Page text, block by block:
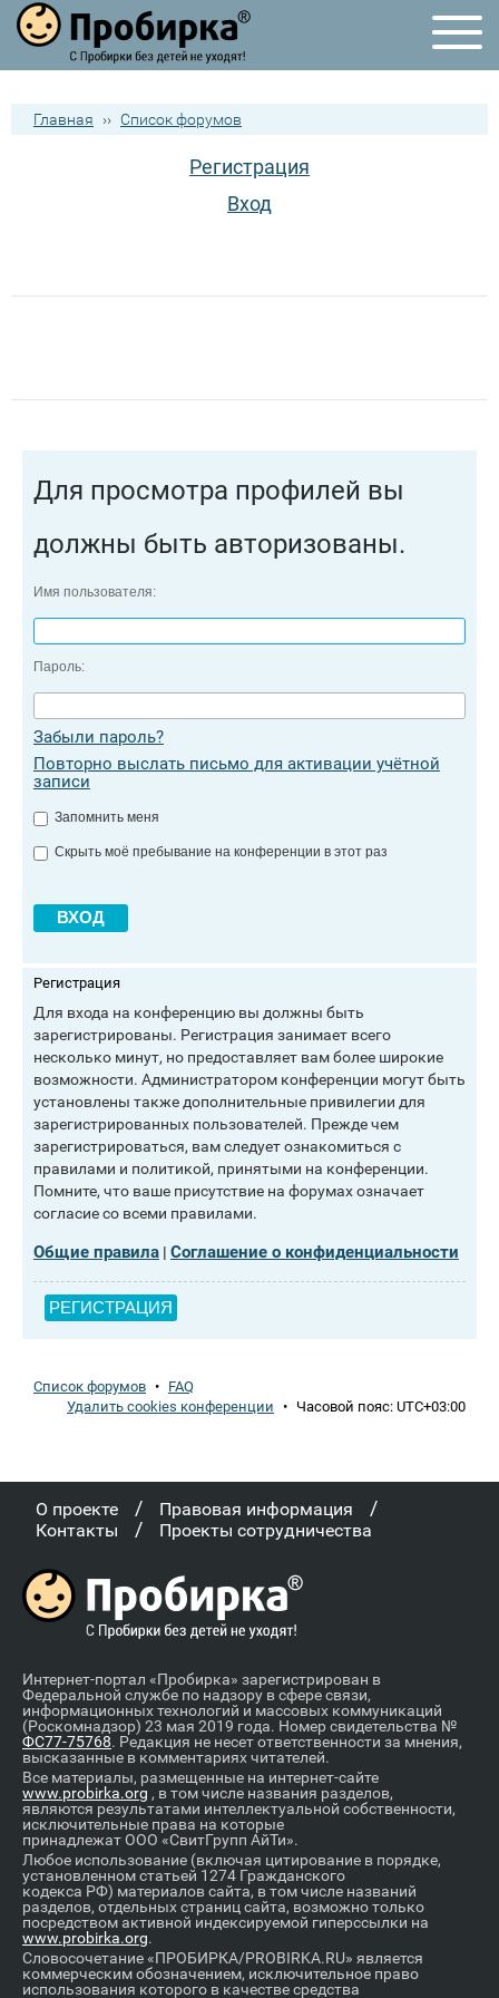
Главная ›› Список форумов
Регистрация
Вход
Для просмотра профилей вы
должны быть авторизованы.
Имя пользователя:
Пароль:
Забыли пароль?
Повторно выслать письмо для активации учётной
записи
Запомнить меня
Скрыть моё пребывание на конференции в этот раз
Регистрация
Для входа на конференцию вы должны быть
зарегистрированы. Регистрация занимает всего
несколько минут, но предоставляет вам более широкие
возможности. Администратором конференции могут быть
установлены также дополнительные привилегии для
зарегистрированных пользователей. Прежде чем
зарегистрироваться, вам следует ознакомиться с
правилами и политикой, принятыми на конференции.
Помните, что ваше присутствие на форумах означает
согласие со всеми правилами.
Общие правила | Соглашение о конфиденциальности
РЕГИСТРАЦИЯ
Список форумов • FAQ
Удалить cookies конференции • Часовой пояс: UTC+03:00
О проекте / Правовая информация /
Контакты / Проекты сотрудничества
Интернет-портал «Пробирка» зарегистрирован в
Федеральной службе по надзору в сфере связи,
информационных технологий и массовых коммуникаций
(Роскомнадзор) 23 мая 2019 года. Номер свидетельства №
ФС77-75768. Редакция не несет ответственности за мнения,
высказанные в комментариях читателей.
Все материалы, размещенные на интернет-сайте
www.probirka.org , в том числе названия разделов,
являются результатами интеллектуальной собственности,
исключительные права на которые
принадлежат ООО «СвитГрупп АйТи».
Любое использование (включая цитирование в порядке,
установленном статьей 1274 Гражданского
кодекса РФ) материалов сайта, в том числе названий
разделов, отдельных страниц сайта, возможно только
посредством активной индексируемой гиперссылки на
www.probirka.org.
Словосочетание «ПРОБИРКА/PROBIRKA.RU» является
коммерческим обозначением, исключительное право
использования которого в качестве средства